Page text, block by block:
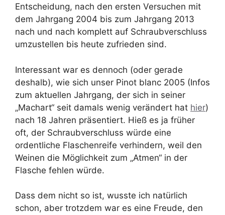
Entscheidung, nach den ersten Versuchen mit
dem Jahrgang 2004 bis zum Jahrgang 2013
nach und nach komplett auf Schraubverschluss
umzustellen bis heute zufrieden sind.
Interessant war es dennoch (oder gerade
deshalb), wie sich unser Pinot blanc 2005 (Infos
zum aktuellen Jahrgang, der sich in seiner
„Machart“ seit damals wenig verändert hat hier)
nach 18 Jahren präsentiert. Hieß es ja früher
oft, der Schraubverschluss würde eine
ordentliche Flaschenreife verhindern, weil den
Weinen die Möglichkeit zum „Atmen“ in der
Flasche fehlen würde.
Dass dem nicht so ist, wusste ich natürlich
schon, aber trotzdem war es eine Freude, den